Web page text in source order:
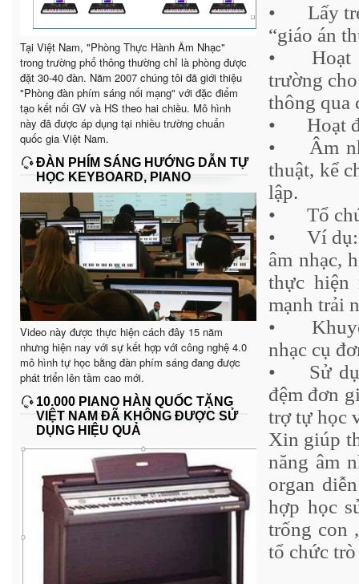
Tại Việt Nam, "Phòng Thực Hành Âm Nhạc"
trong trường phổ thông thường chỉ là phòng được
đặt 30-40 đàn. Năm 2007 chúng tôi đã giới thiệu
"Phòng đàn phím sáng nối mạng" với đặc điểm
tạo kết nối GV và HS theo hai chiều. Mô hình
này đã được áp dụng tại nhiều trường chuẩn
quốc gia Việt Nam.
ĐÀN PHÍM SÁNG HƯỚNG DẪN TỰ
HỌC KEYBOARD, PIANO
Video này được thực hiện cách đây 15 năm
nhưng hiện nay với sự kết hợp với công nghệ 4.0
mô hình tự học bằng đàn phím sáng đang được
phát triển lên tầm cao mới.
10.000 PIANO HÀN QUỐC TẶNG
VIỆT NAM ĐÃ KHÔNG ĐƯỢC SỬ
DỤNG HIỆU QUẢ
•
Lấy
“giáo án
•
Hoạt
trường
thông
•
Hoạt
•
Âm
thuật, kể
lập.
•
Tổ
•
Ví dụ:
âm nhạc,
thực hiện
mạnh trải
•
nhạc cụ
•
Sử
đệm đơn
trợ tự học
Xin giúp
năng âm
organ
hợp học
trống con
tổ chức